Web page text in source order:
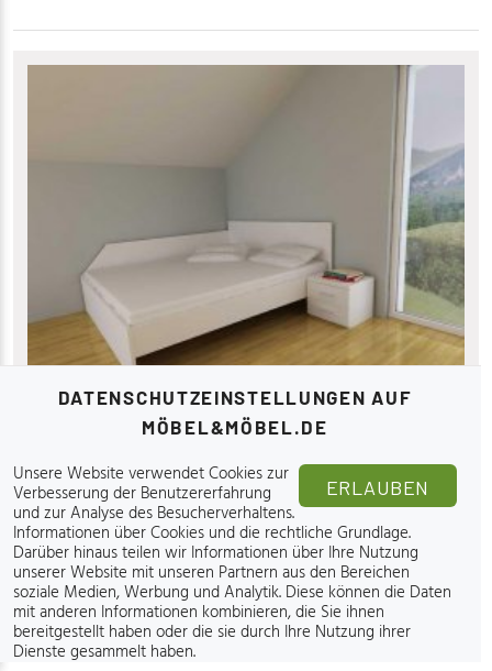
DATENSCHUTZEINSTELLUNGEN AUF
MÖBEL&MÖBEL.DE
ERLAUBEN
Unsere Website verwendet Cookies zur
Verbesserung der Benutzererfahrung
und zur Analyse des Besucherverhaltens.
Informationen über Cookies und die rechtliche Grundlage.
Darüber hinaus teilen wir Informationen über Ihre Nutzung
unserer Website mit unseren Partnern aus den Bereichen
soziale Medien, Werbung und Analytik. Diese können die Daten
mit anderen Informationen kombinieren, die Sie ihnen
bereitgestellt haben oder die sie durch Ihre Nutzung ihrer
Dienste gesammelt haben.
389,00€
Vorbestellung
146 cm
195 cm
85 cm